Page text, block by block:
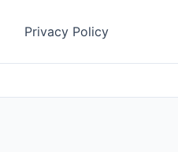
Privacy Policy